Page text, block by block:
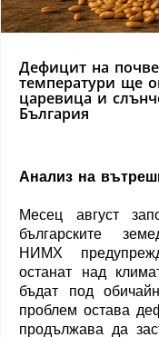
Дефицит на
температури ще
царевица и
България
Анализ на
Месец август
българските
НИМХ
останат над
бъдат под
проблем остава
продължава да